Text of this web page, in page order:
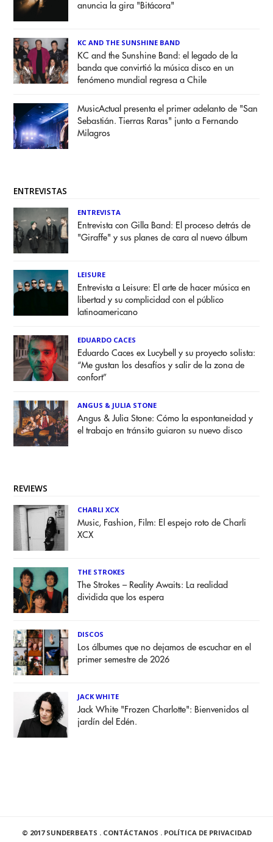
anuncia la gira "Bitácora"
KC AND THE SUNSHINE BAND
KC and the Sunshine Band: el legado de la
banda que convirtió la música disco en un
fenómeno mundial regresa a Chile
MusicActual presenta el primer adelanto de "San
Sebastián. Tierras Raras" junto a Fernando
Milagros
ENTREVISTAS
ENTREVISTA
Entrevista con Gilla Band: El proceso detrás de
"Giraffe" y sus planes de cara al nuevo álbum
LEISURE
Entrevista a Leisure: El arte de hacer música en
libertad y su complicidad con el público
latinoamericano
EDUARDO CACES
Eduardo Caces ex Lucybell y su proyecto solista:
“Me gustan los desafíos y salir de la zona de
confort”
ANGUS & JULIA STONE
Angus & Julia Stone: Cómo la espontaneidad y
el trabajo en tránsito guiaron su nuevo disco
REVIEWS
CHARLI XCX
Music, Fashion, Film: El espejo roto de Charli
XCX
THE STROKES
The Strokes – Reality Awaits: La realidad
dividida que los espera
DISCOS
Los álbumes que no dejamos de escuchar en el
primer semestre de 2026
JACK WHITE
Jack White "Frozen Charlotte": Bienvenidos al
jardín del Edén.
© 2017 SUNDERBEATS . CONTÁCTANOS . POLÍTICA DE PRIVACIDAD